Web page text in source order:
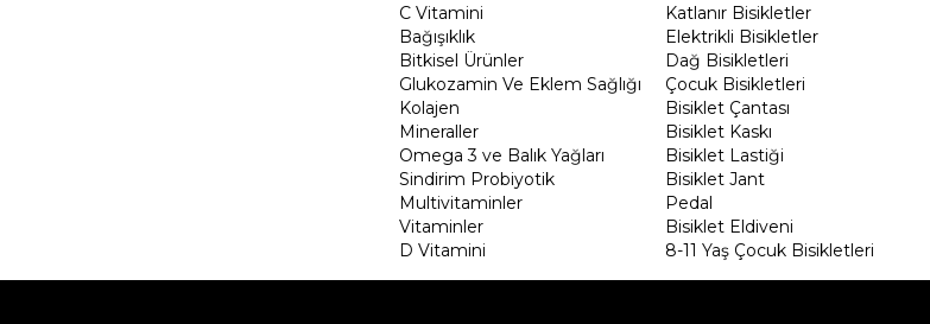
C Vitamini
Bağışıklık
Bitkisel Ürünler
Glukozamin Ve Eklem Sağlığı
Kolajen
Mineraller
Omega 3 ve Balık Yağları
Sindirim Probiyotik
Multivitaminler
Vitaminler
D Vitamini
Katlanır Bisikletler
Elektrikli Bisikletler
Dağ Bisikletleri
Çocuk Bisikletleri
Bisiklet Çantası
Bisiklet Kaskı
Bisiklet Lastiği
Bisiklet Jant
Pedal
Bisiklet Eldiveni
8-11 Yaş Çocuk Bisikletleri